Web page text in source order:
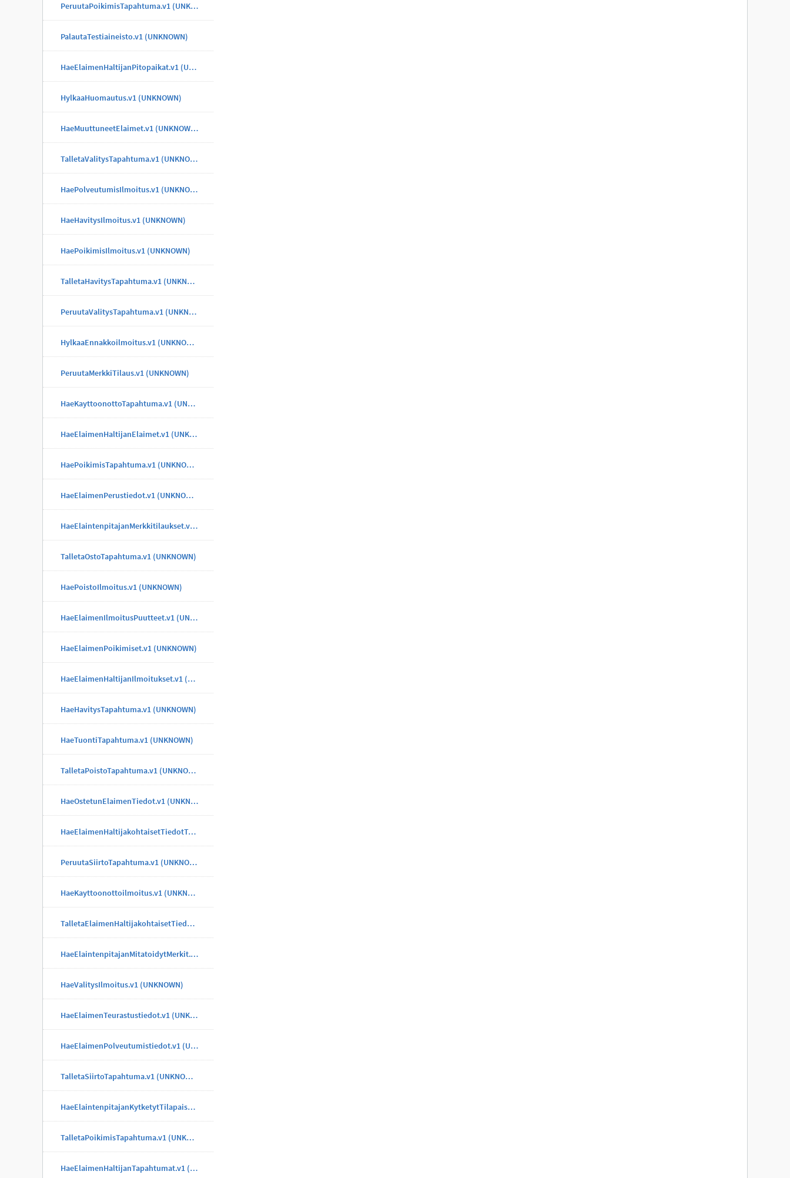
PeruutaPoikimisTapahtuma.v1 (UNKNOWN)
PalautaTestiaineisto.v1 (UNKNOWN)
HaeElaimenHaltijanPitopaikat.v1 (UNKNOWN)
HylkaaHuomautus.v1 (UNKNOWN)
HaeMuuttuneetElaimet.v1 (UNKNOWN)
TalletaValitysTapahtuma.v1 (UNKNOWN)
HaePolveutumisIlmoitus.v1 (UNKNOWN)
HaeHavitysIlmoitus.v1 (UNKNOWN)
HaePoikimisIlmoitus.v1 (UNKNOWN)
TalletaHavitysTapahtuma.v1 (UNKNOWN)
PeruutaValitysTapahtuma.v1 (UNKNOWN)
HylkaaEnnakkoilmoitus.v1 (UNKNOWN)
PeruutaMerkkiTilaus.v1 (UNKNOWN)
HaeKayttoonottoTapahtuma.v1 (UNKNOWN)
HaeElaimenHaltijanElaimet.v1 (UNKNOWN)
HaePoikimisTapahtuma.v1 (UNKNOWN)
HaeElaimenPerustiedot.v1 (UNKNOWN)
HaeElaintenpitajanMerkkitilaukset.v1 (UNKNOWN)
TalletaOstoTapahtuma.v1 (UNKNOWN)
HaePoistoIlmoitus.v1 (UNKNOWN)
HaeElaimenIlmoitusPuutteet.v1 (UNKNOWN)
HaeElaimenPoikimiset.v1 (UNKNOWN)
HaeElaimenHaltijanIlmoitukset.v1 (UNKNOWN)
HaeHavitysTapahtuma.v1 (UNKNOWN)
HaeTuontiTapahtuma.v1 (UNKNOWN)
TalletaPoistoTapahtuma.v1 (UNKNOWN)
HaeOstetunElaimenTiedot.v1 (UNKNOWN)
HaeElaimenHaltijakohtaisetTiedotTapahtuma.v1 (UNKNOWN)
PeruutaSiirtoTapahtuma.v1 (UNKNOWN)
HaeKayttoonottoilmoitus.v1 (UNKNOWN)
TalletaElaimenHaltijakohtaisetTiedotTapahtuma.v1 (UNKNOWN)
HaeElaintenpitajanMitatoidytMerkit.v1 (UNKNOWN)
HaeValitysIlmoitus.v1 (UNKNOWN)
HaeElaimenTeurastustiedot.v1 (UNKNOWN)
HaeElaimenPolveutumistiedot.v1 (UNKNOWN)
TalletaSiirtoTapahtuma.v1 (UNKNOWN)
HaeElaintenpitajanKytketytTilapaisMerkit.v1 (UNKNOWN)
TalletaPoikimisTapahtuma.v1 (UNKNOWN)
HaeElaimenHaltijanTapahtumat.v1 (UNKNOWN)